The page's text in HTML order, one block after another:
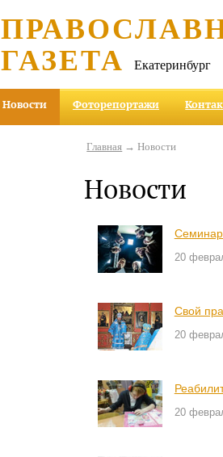
ГАЗЕТА Екатеринбург
Новости Фоторепортажи
Главная → Новости
Новости
20
Свой
20
20